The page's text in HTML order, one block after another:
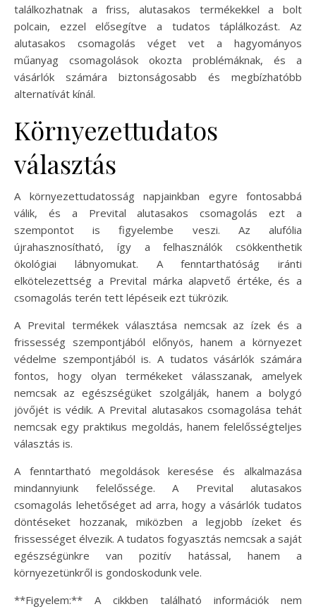
találkozhatnak a friss, alutasakos termékekkel a bolt
polcain, ezzel elősegítve a tudatos táplálkozást. Az
alutasakos csomagolás véget vet a hagyományos
műanyag csomagolások okozta problémáknak, és a
vásárlók számára biztonságosabb és megbízhatóbb
alternatívát kínál.
Környezettudatos
választás
A környezettudatosság napjainkban egyre fontosabbá
válik, és a Prevital alutasakos csomagolás ezt a
szempontot is figyelembe veszi. Az alufólia
újrahasznosítható, így a felhasználók csökkenthetik
ökológiai lábnyomukat. A fenntarthatóság iránti
elkötelezettség a Prevital márka alapvető értéke, és a
csomagolás terén tett lépéseik ezt tükrözik.
A Prevital termékek választása nemcsak az ízek és a
frissesség szempontjából előnyös, hanem a környezet
védelme szempontjából is. A tudatos vásárlók számára
fontos, hogy olyan termékeket válasszanak, amelyek
nemcsak az egészségüket szolgálják, hanem a bolygó
jövőjét is védik. A Prevital alutasakos csomagolása tehát
nemcsak egy praktikus megoldás, hanem felelősségteljes
választás is.
A fenntartható megoldások keresése és alkalmazása
mindannyiunk felelőssége. A Prevital alutasakos
csomagolás lehetőséget ad arra, hogy a vásárlók tudatos
döntéseket hozzanak, miközben a legjobb ízeket és
frissességet élvezik. A tudatos fogyasztás nemcsak a saját
egészségünkre van pozitív hatással, hanem a
környezetünkről is gondoskodunk vele.
**Figyelem:** A cikkben található információk nem